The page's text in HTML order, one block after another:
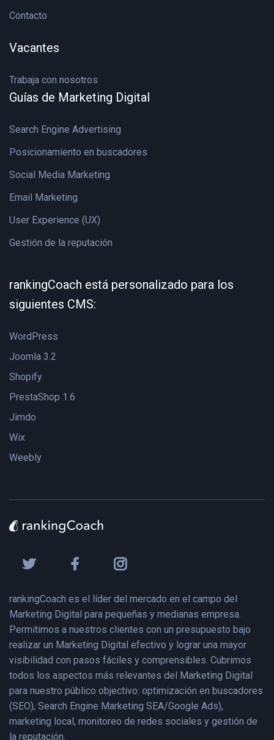
Contacto
Vacantes
Trabaja con nosotros
Guías de Marketing Digital
Search Engine Advertising
Posicionamiento en buscadores
Social Media Marketing
Email Marketing
User Experience (UX)
Gestión de la reputación
rankingCoach está personalizado para los
siguientes CMS:
WordPress
Joomla 3.2
Shopify
PrestaShop 1.6
Jimdo
Wix
Weebly
rankingCoach es el líder del mercado en el campo del
Marketing Digital para pequeñas y medianas empresa.
Permitimos a nuestros clientes con un presupuesto bajo
realizar un Marketing Digital efectivo y lograr una mayor
visibilidad con pasos fáciles y comprensibles. Cubrimos
todos los aspectos más relevantes del Marketing Digital
para nuestro público objectivo: optimización en buscadores
(SEO), Search Engine Marketing SEA/Google Ads),
marketing local, monitoreo de redes sociales y gestión de
la reputación.